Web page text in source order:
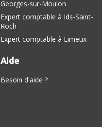
Georges-sur-Moulon
Expert comptable à Ids-Saint-
Roch
Expert comptable à Limeux
Aide
Besoin d'aide ?